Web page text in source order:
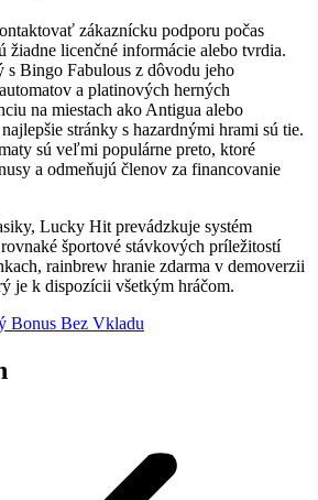
zákaznícku podporu počas
žiadne licenčné informácie alebo tvrdia.
s Bingo Fabulous z dôvodu jeho
a platinových herných
na miestach ako Antigua alebo
stránky s hazardnými hrami sú tie.
sú veľmi populárne preto, ktoré
a odmeňujú členov za financovanie
Lucky Hit prevádzkuje systém
športové stávkových príležitostí
rainbrew hranie zdarma v demoverzii
je k dispozícii všetkým hráčom.
Bonus Bez Vkladu